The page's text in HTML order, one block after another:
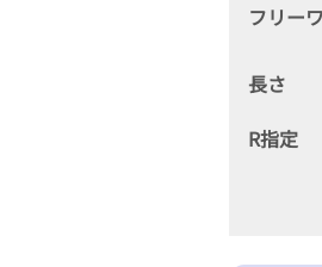
フリー
長さ
R指定